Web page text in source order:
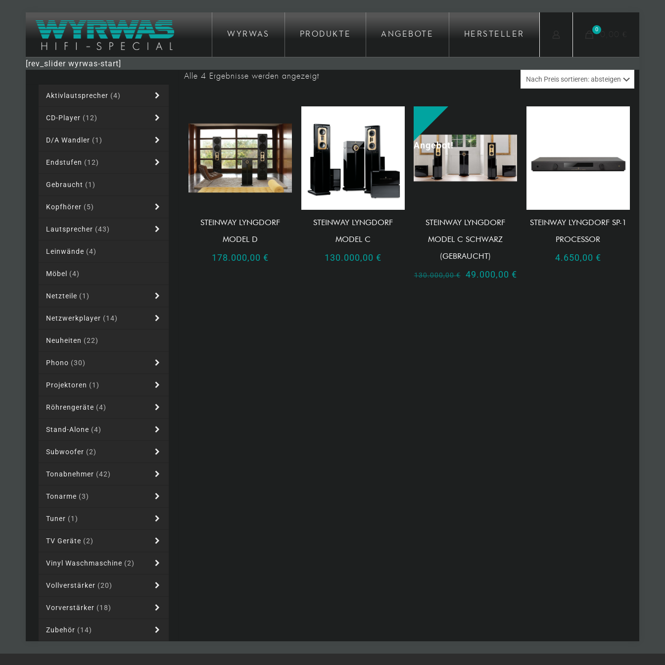
WYRWAS PRODUKTE ANGEBOTE HERSTELLER
0 0,00 €
[rev_slider wyrwas-start]
Alle 4 Ergebnisse werden angezeigtNach
STEINWAY LYNGDORF
MODEL D
178.000,00 €
STEINWAY LYNGDORF
MODEL C
130.000,00 €
Angebot!
STEINWAY LYNGDORF
MODEL C SCHWARZ
(GEBRAUCHT)
130.000,00€
Ursprünglicher
49.000,00 €
STEINWAY LYNGDORF SP-1
PROCESSOR
4.650,00 €
Aktivlautsprecher (4)
CD-Player (12)
D/A Wandler (1)
Endstufen (12)
Gebraucht (1)
Kopfhörer (5)
Lautsprecher (43)
Leinwände (4)
Möbel (4)
Netzteile (1)
Netzwerkplayer (14)
Neuheiten (22)
Phono (30)
Projektoren (1)
Röhrengeräte (4)
Stand-Alone (4)
Subwoofer (2)
Tonabnehmer (42)
Tonarme (3)
Tuner (1)
TV Geräte (2)
Vinyl Waschmaschine (2)
Vollverstärker (20)
Vorverstärker (18)
Zubehör (14)